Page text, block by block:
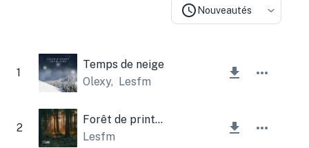
Nouveautés
1
Temps de neige
Olexy, Lesfm
2
Forêt de printemps ambiante
Lesfm